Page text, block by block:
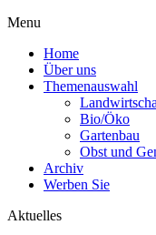
Menu
Home
Über uns
Themenauswahl
Bio/Öko
Gartenbau
Obst und
Archiv
Werben Sie
Aktuelles